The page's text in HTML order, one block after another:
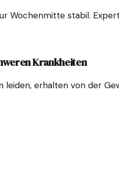
Wochenmitte stabil.
Krankheiten
erhalten von der